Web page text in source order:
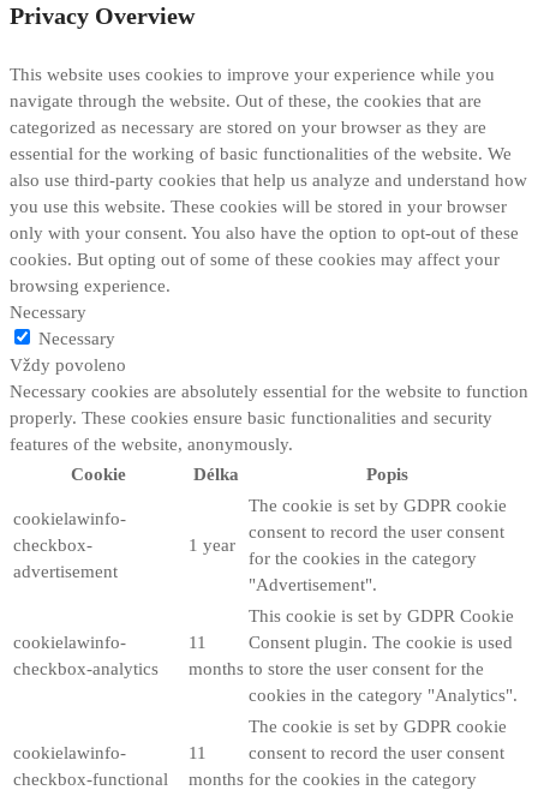
Privacy Overview
This website uses cookies to improve your experience while you
navigate through the website. Out of these, the cookies that are
categorized as necessary are stored on your browser as they are
essential for the working of basic functionalities of the website. We
also use third-party cookies that help us analyze and understand how
you use this website. These cookies will be stored in your browser
only with your consent. You also have the option to opt-out of these
cookies. But opting out of some of these cookies may affect your
browsing experience.
Necessary
Necessary
Vždy povoleno
Necessary cookies are absolutely essential for the website to function
properly. These cookies ensure basic functionalities and security
features of the website, anonymously.
Cookie
Délka Popis
cookielawinfo-
checkbox-
advertisement
1 year
The cookie is set by GDPR cookie
consent to record the user consent
for the cookies in the category
"Advertisement".
cookielawinfo-
checkbox-analytics
11
months
This cookie is set by GDPR Cookie
Consent plugin. The cookie is used
to store the user consent for the
cookies in the category "Analytics".
cookielawinfo-
checkbox-functional
11
months
The cookie is set by GDPR cookie
consent to record the user consent
for the cookies in the category